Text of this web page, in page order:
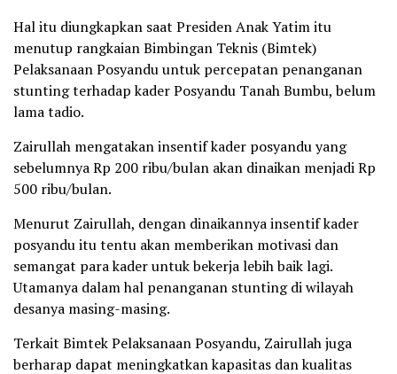
Hal itu diungkapkan saat Presiden Anak Yatim itu
menutup rangkaian Bimbingan Teknis (Bimtek)
Pelaksanaan Posyandu untuk percepatan penanganan
stunting terhadap kader Posyandu Tanah Bumbu, belum
lama tadio.
Zairullah mengatakan insentif kader posyandu yang
sebelumnya Rp 200 ribu/bulan akan dinaikan menjadi Rp
500 ribu/bulan.
Menurut Zairullah, dengan dinaikannya insentif kader
posyandu itu tentu akan memberikan motivasi dan
semangat para kader untuk bekerja lebih baik lagi.
Utamanya dalam hal penanganan stunting di wilayah
desanya masing-masing.
Terkait Bimtek Pelaksanaan Posyandu, Zairullah juga
berharap dapat meningkatkan kapasitas dan kualitas